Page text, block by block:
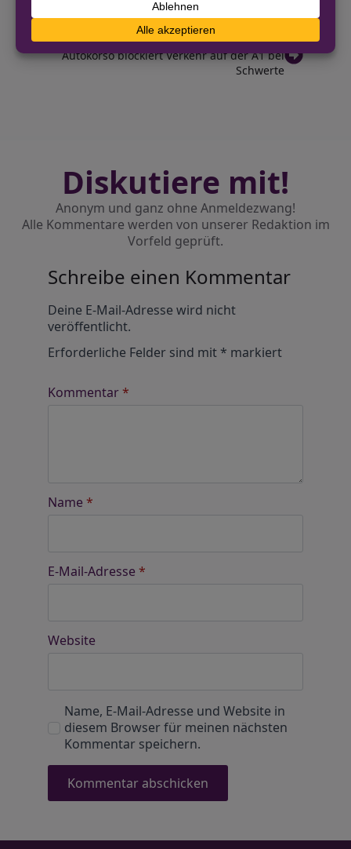
VORHERIGER BEITRAG
SUV in Bielefeld gestohlen – Zeugen gesucht
NÄCHSTER BEITRAG
Autokorso blockiert Verkehr auf der A1 bei
Schwerte
Diskutiere mit!
Anonym und ganz ohne Anmeldezwang!
Alle Kommentare werden von unserer Redaktion im
Vorfeld geprüft.
Schreibe einen Kommentar
Deine E-Mail-Adresse wird nicht
veröffentlicht.
Erforderliche Felder sind mit* markiert
Kommentar*
Name *
E-Mail-Adresse *
Website
Name, E-Mail-Adresse und Website in
diesem Browser für meinen nächsten
Kommentar speichern.